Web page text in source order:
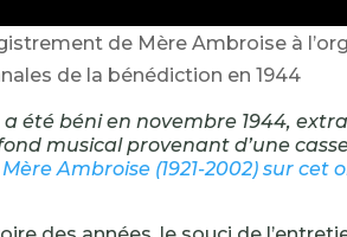
de Mère Ambroise à
de la bénédiction en 1944
a été béni en novembre 1944,
musical provenant d’une
Mère Ambroise (1921-2002) sur cet